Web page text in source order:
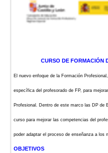
CURSO DE FORMACIÓN
El nuevo enfoque de la Formación
específica del profesorado de FP, para
Profesional. Dentro de este marco las DP de
curso para mejorar las competencias del
poder adaptar el proceso de enseñanza a los
OBJETIVOS